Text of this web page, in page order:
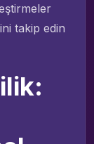
takip edin